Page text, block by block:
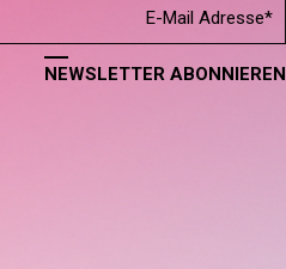
NEWSLETTER ABONNIEREN